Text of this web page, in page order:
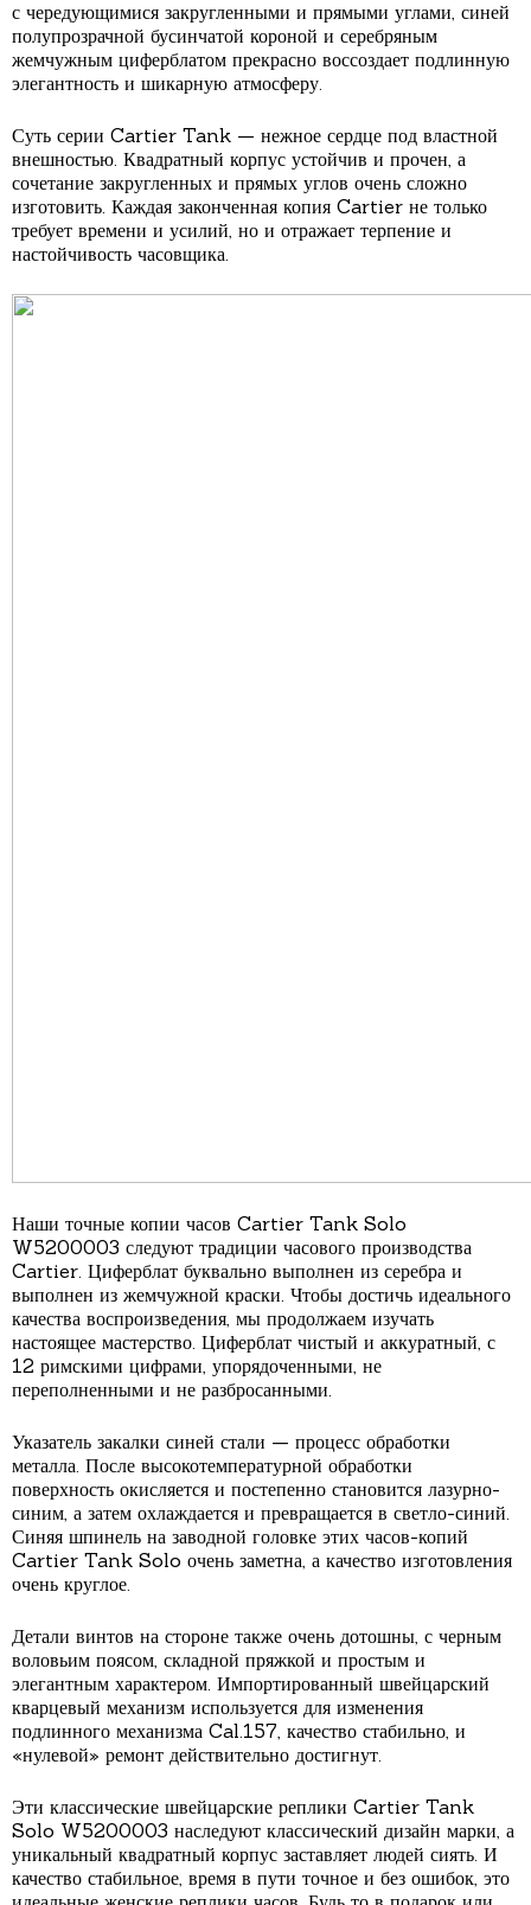
с чередующимися закругленными и прямыми углами, синей
полупрозрачной бусинчатой ​​короной и серебряным
жемчужным циферблатом прекрасно воссоздает подлинную
элегантность и шикарную атмосферу.
Суть серии Cartier Tank — нежное сердце под властной
внешностью. Квадратный корпус устойчив и прочен, а
сочетание закругленных и прямых углов очень сложно
изготовить. Каждая законченная копия Cartier не только
требует времени и усилий, но и отражает терпение и
настойчивость часовщика.
Наши точные копии часов Cartier Tank Solo
W5200003 следуют традиции часового производства
Cartier. Циферблат буквально выполнен из серебра и
выполнен из жемчужной краски. Чтобы достичь идеального
качества воспроизведения, мы продолжаем изучать
настоящее мастерство. Циферблат чистый и аккуратный, с
12 римскими цифрами, упорядоченными, не
переполненными и не разбросанными.
Указатель закалки синей стали — процесс обработки
металла. После высокотемпературной обработки
поверхность окисляется и постепенно становится лазурно-
синим, а затем охлаждается и превращается в светло-синий.
Синяя шпинель на заводной головке этих часов-копий
Cartier Tank Solo очень заметна, а качество изготовления
очень круглое.
Детали винтов на стороне также очень дотошны, с черным
воловьим поясом, складной пряжкой и простым и
элегантным характером. Импортированный швейцарский
кварцевый механизм используется для изменения
подлинного механизма Cal.157, качество стабильно, и
«нулевой» ремонт действительно достигнут.
Эти классические швейцарские реплики Cartier Tank
Solo W5200003 наследуют классический дизайн марки, а
уникальный квадратный корпус заставляет людей сиять. И
качество стабильное, время в пути точное и без ошибок, это